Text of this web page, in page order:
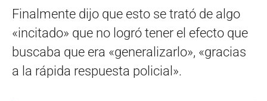
Finalmente dijo que esto se trató de algo
«incitado» que no logró tener el efecto que
buscaba que era «generalizarlo», «gracias
a la rápida respuesta policial».